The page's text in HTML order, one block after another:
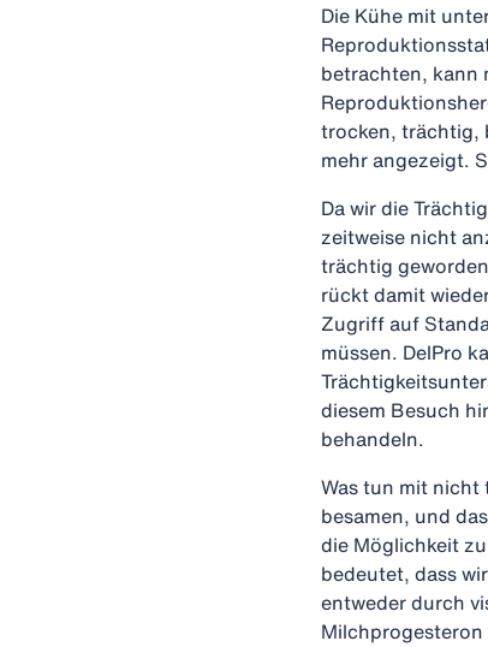
Die Kühe mit
betrachten, kann
trocken, trächtig,
mehr angezeigt.
Da wir die
zeitweise nicht
trächtig
rückt damit
Zugriff auf
müssen. DelPro
diesem Besuch
behandeln.
Was tun mit nicht
besamen, und
die Möglichkeit
bedeutet, dass
entweder durch